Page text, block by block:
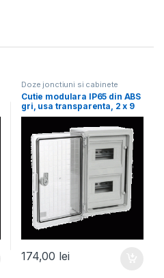
Doze jonctiuni si cabinete
Cutie modulara IP65 din ABS
gri, usa transparenta, 2 x 9
module, 250x350x150 mm
174,00 lei